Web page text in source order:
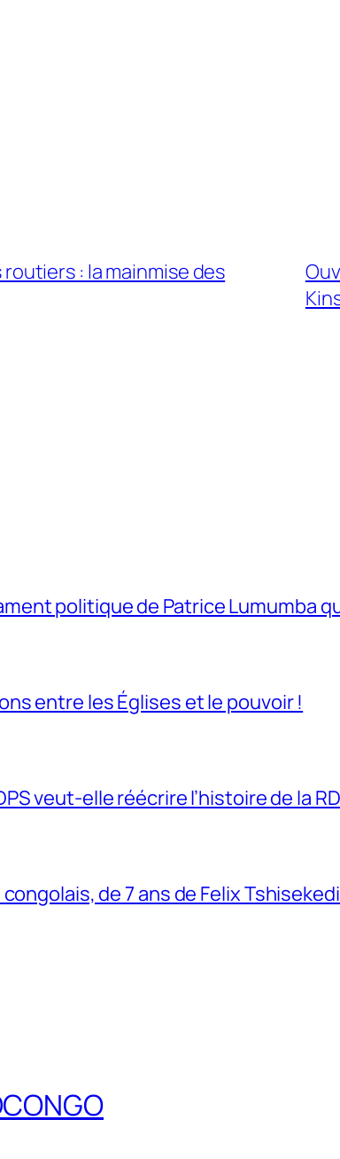
: la mainmise des
politique de Patrice Lumumba
entre les Églises et le pouvoir !
veut-elle réécrire l’histoire de la
de 7 ans de Felix